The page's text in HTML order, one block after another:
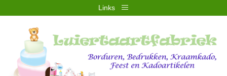
Links
REGISTREREN
WINKELWAGEN (0)